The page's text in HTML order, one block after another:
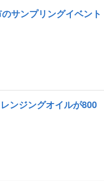
サンプリングイベント
ンジングオイルが800